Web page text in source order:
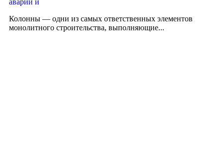
Колонны — одни из самых ответственных элементов
монолитного строительства, выполняющие...